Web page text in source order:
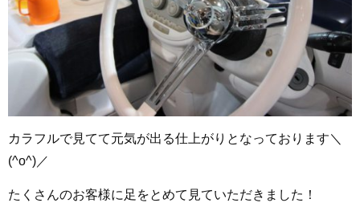
カラフルで見てて元気が出る仕上がりとなっております＼
(^o^)／
たくさんのお客様に足をとめて見ていただきました！